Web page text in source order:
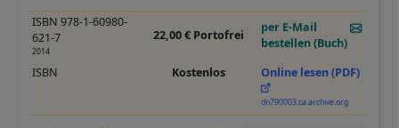
ISBN 978-1-60980-
621-7
2014
22,00 € Portofrei
per E-Mail
bestellen (Buch)
ISBN
Kostenlos Online lesen (PDF)
dn790003.ca.archive.org